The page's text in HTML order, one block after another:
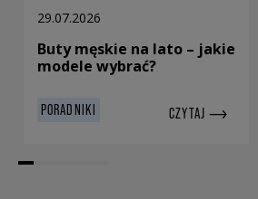
29.07.2026
Buty męskie na lato – jakie
modele wybrać?
PORADNIKI CZYTAJ